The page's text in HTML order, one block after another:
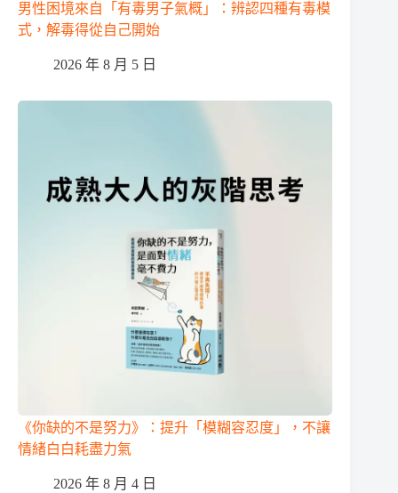
男性困境來自「有毒男子氣概」：辨認四種有毒模
式，解毒得從自己開始
2026 年 8 月 5 日
《你缺的不是努力》：提升「模糊容忍度」，不讓
情緒白白耗盡力氣
2026 年 8 月 4 日